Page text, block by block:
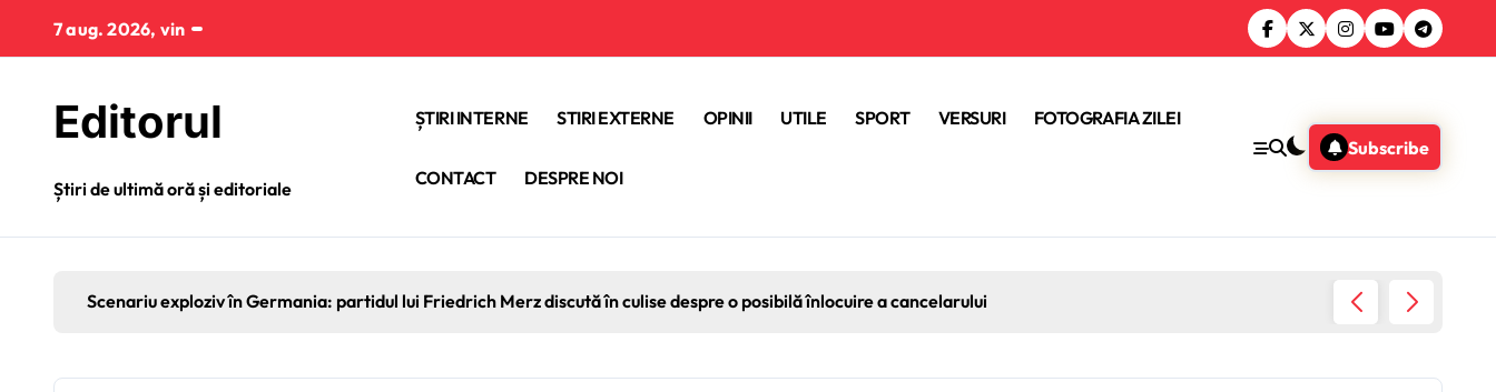
conținut
7 aug. 2026, vin
Editorul
Știri de ultimă oră și editoriale
ȘTIRI INTERNE STIRI EXTERNE OPINII UTILE SPORT VERSURI FOTOGRAFIA ZILEI
CONTACT DESPRE NOI
Subscribe
Scenariu exploziv în Germania: partidul lui Friedrich Merz discută în culise despre o posibilă înlocuire a cancelarului